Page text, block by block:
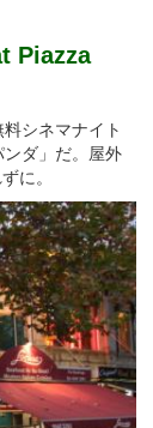
Piazza
シネマナイト
ダ」だ。屋外
に。